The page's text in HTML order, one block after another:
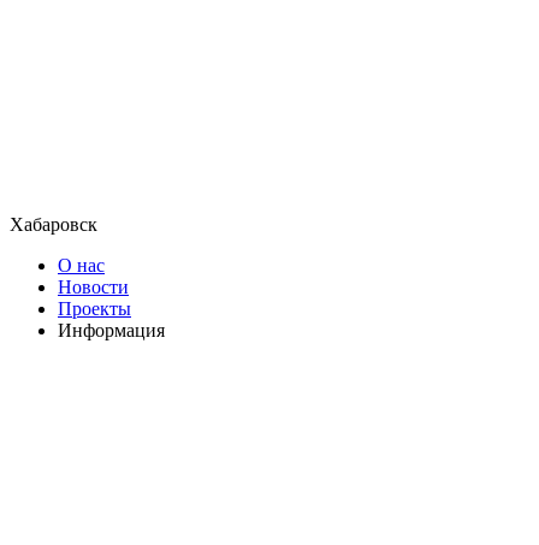
Хабаровск
О нас
Новости
Проекты
Информация